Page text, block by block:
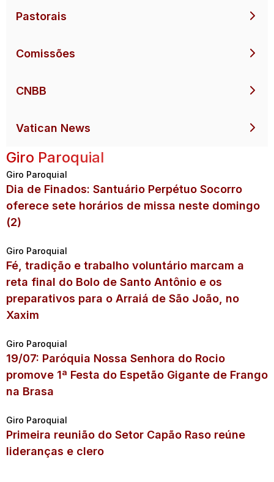
Pastorais
Comissões
CNBB
Vatican News
Giro Paroquial
Giro Paroquial
Dia de Finados: Santuário Perpétuo Socorro
oferece sete horários de missa neste domingo
(2)
Giro Paroquial
Fé, tradição e trabalho voluntário marcam a
reta final do Bolo de Santo Antônio e os
preparativos para o Arraiá de São João, no
Xaxim
Giro Paroquial
19/07: Paróquia Nossa Senhora do Rocio
promove 1ª Festa do Espetão Gigante de Frango
na Brasa
Giro Paroquial
Primeira reunião do Setor Capão Raso reúne
lideranças e clero